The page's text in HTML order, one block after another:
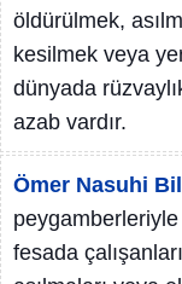
öldürülmek,
kesilmek veya
dünyada
azab vardır.
Ömer Nasuhi
fesada